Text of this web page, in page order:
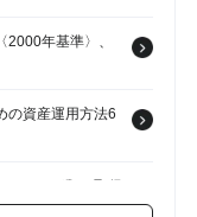
2000年基準〉、
の資産運用方法6
とは？種類・取得